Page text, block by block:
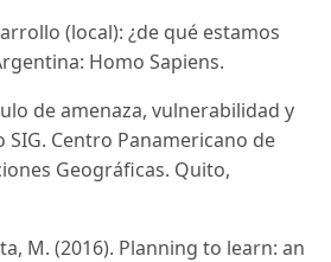
(local): ¿de qué estamos
Homo Sapiens.
de amenaza, vulnerabilidad y
Centro Panamericano de
Geográficas. Quito,
M. (2016). Planning to learn: an